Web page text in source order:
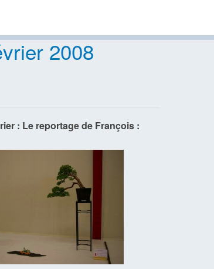
2008
: Le reportage de François :